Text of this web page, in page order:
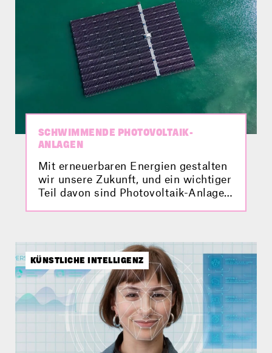
SCHWIMMENDE PHOTOVOLTAIK-
ANLAGEN
Mit erneuerbaren Energien gestalten
wir unsere Zukunft, und ein wichtiger
Teil davon sind Photovoltaik-Anlagen.
welche Vorteile und Hürden damit
verbunden sind, erfahrt ihr hier im
Video.
KÜNSTLICHE INTELLIGENZ